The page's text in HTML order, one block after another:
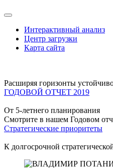
Интерактивный анализ
Центр загрузки
Карта сайта
Расширяя горизонты
ГОДОВОЙ ОТЧЕТ 2019
От 5-летнего планирования
Смотрите в нашем Годовом
Стратегические приоритеты
К долгосрочной